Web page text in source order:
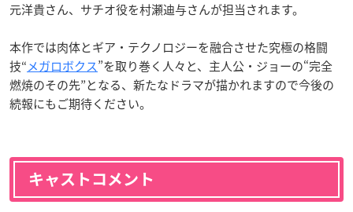
元洋貴さん、サチオ役を村瀬迪与さんが担当されます。
本作では肉体とギア・テクノロジーを融合させた究極の格闘
技“メガロボクス”を取り巻く人々と、主人公・ジョーの“完全
燃焼のその先”となる、新たなドラマが描かれますので今後の
続報にもご期待ください。
キャストコメント